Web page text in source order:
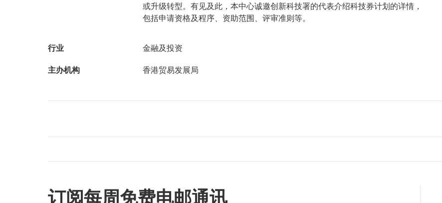
或升级转型。有见及此，本中心诚邀创新科技署的代表介绍科技券计划的详情，
包括申请资格及程序、资助范围、评审准则等。
行业 金融及投资
主办机构 香港贸易发展局
订阅每周免费电邮通讯